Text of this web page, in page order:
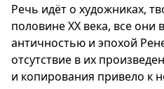
Речь идёт о художниках,
половине ХХ века, все они
античностью и эпохой
отсутствие в их
и копирования привело к